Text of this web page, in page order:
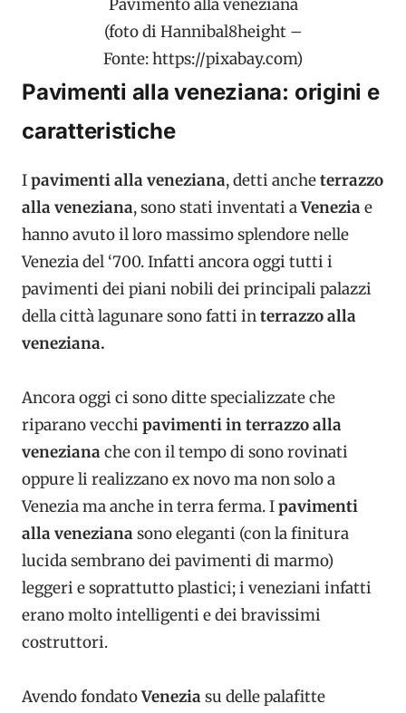
Pavimento alla veneziana
(foto di Hannibal8height –
Fonte: https://pixabay.com)
Pavimenti alla veneziana: origini e
caratteristiche
Ipavimenti alla veneziana, detti ancheterrazzo
alla veneziana, sono stati inventati aVeneziae
hanno avuto il loro massimo splendore nelle
Venezia del ‘700. Infatti ancora oggi tutti i
pavimenti dei piani nobili dei principali palazzi
della città lagunare sono fatti interrazzo alla
veneziana.
Ancora oggi ci sono ditte specializzate che
riparano vecchi pavimenti in terrazzo alla
venezianache con il tempo di sono rovinati
oppure li realizzano ex novo ma non solo a
Venezia ma anche in terra ferma. Ipavimenti
alla venezianasono eleganti (con la finitura
lucida sembrano dei pavimenti di marmo)
leggeri e soprattutto plastici; i veneziani infatti
erano molto intelligenti e dei bravissimi
costruttori.
Avendo fondatoVeneziasu delle palafitte